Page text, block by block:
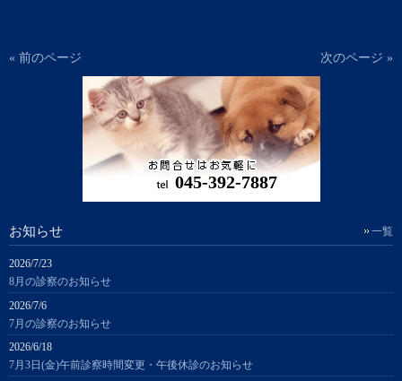
« 前のページ 次のページ »
045-392-7887
お知らせ 一覧
2026/7/23
8月の診察のお知らせ
2026/7/6
7月の診察のお知らせ
2026/6/18
7月3日(金)午前診察時間変更・午後休診のお知らせ